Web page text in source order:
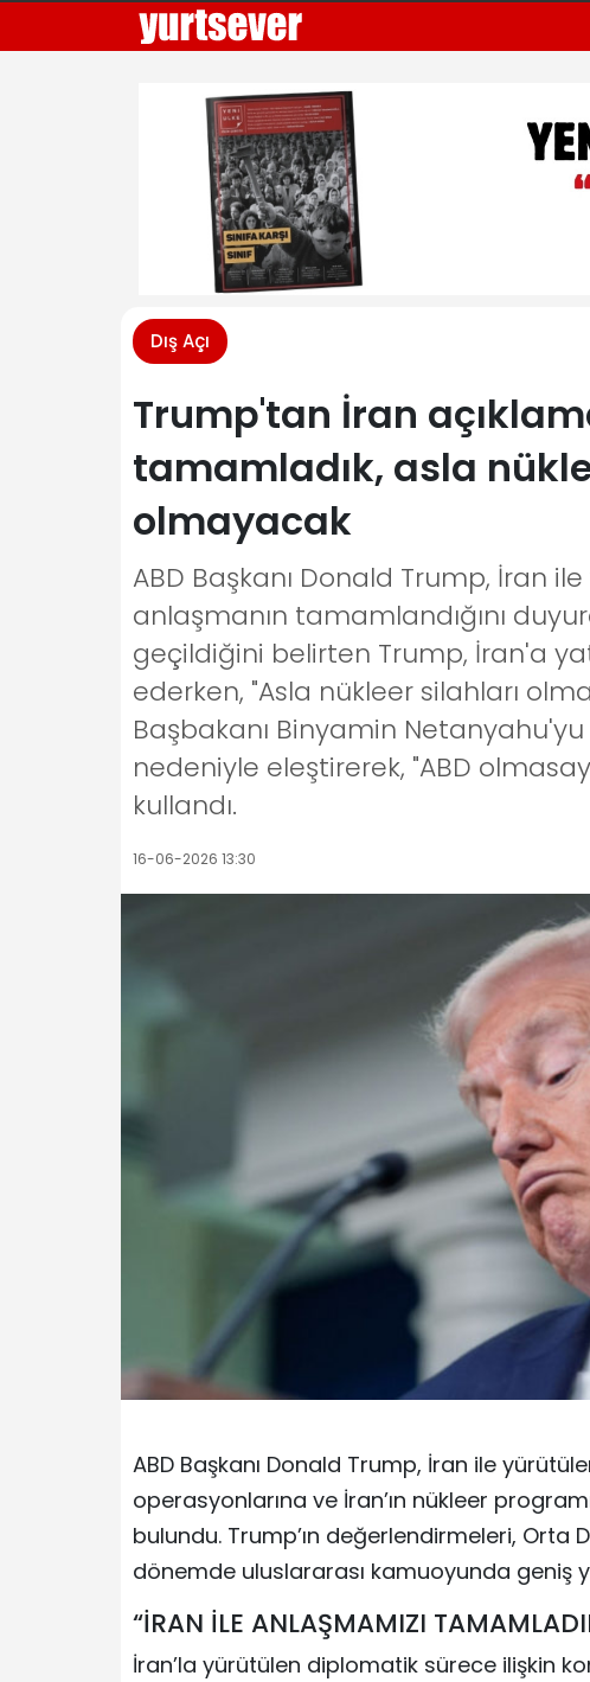
Dış Açı
Trump'tan İran
tamamladık, asla
olmayacak
ABD Başkanı Donald Trump, İran
anlaşmanın tamamlandığını
geçildiğini belirten Trump, İran'a
ederken, "Asla nükleer silahları
Başbakanı Binyamin
nedeniyle eleştirerek, "ABD
kullandı.
16-06-2026 13:30
ABD Başkanı Donald Trump, İran ile
operasyonlarına ve İran’ın nükleer
bulundu. Trump’ın değerlendirmeleri, Orta
dönemde uluslararası kamuoyunda geniş
“İRAN İLE ANLAŞMAMIZI
İran’la yürütülen diplomatik sürece ilişkin